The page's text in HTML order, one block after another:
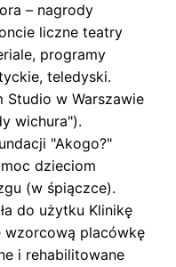
– nagrody
liczne teatry
programy
teledyski.
Studio w Warszawie
wichura").
"Akogo?"
dzieciom
(w śpiączce).
do użytku Klinikę
wzorcową placówkę
i rehabilitowane